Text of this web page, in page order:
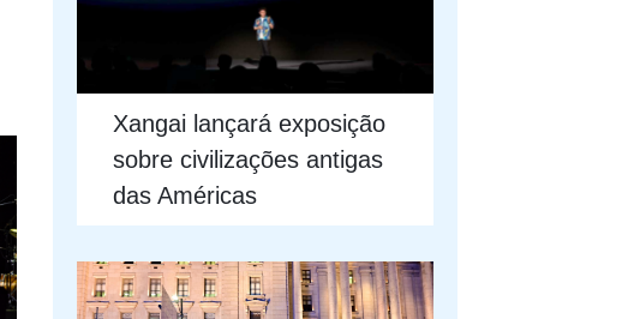
Xangai lançará exposição
sobre civilizações antigas
das Américas